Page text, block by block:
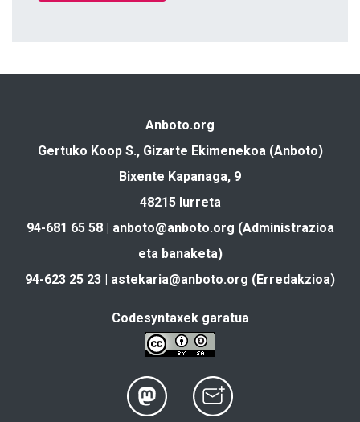
Anboto.org
Gertuko Koop S., Gizarte Ekimenekoa (Anboto)
Bixente Kapanaga, 9
48215 Iurreta
94-681 65 58 | anboto@anboto.org (Administrazioa
eta banaketa)
94-623 25 23 | astekaria@anboto.org (Erredakzioa)
Codesyntaxek garatua